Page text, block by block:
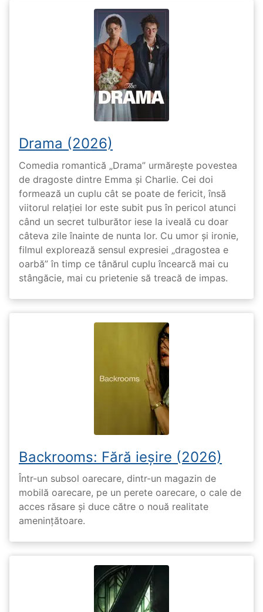
Drama (2026)
Comedia romantică „Drama” urmărește povestea
de dragoste dintre Emma și Charlie. Cei doi
formează un cuplu cât se poate de fericit, însă
viitorul relației lor este subit pus în pericol atunci
când un secret tulburător iese la iveală cu doar
câteva zile înainte de nunta lor. Cu umor și ironie,
filmul explorează sensul expresiei „dragostea e
oarbă” în timp ce tânărul cuplu încearcă mai cu
stângăcie, mai cu prietenie să treacă de impas.
Backrooms: Fără ieșire (2026)
Într-un subsol oarecare, dintr-un magazin de
mobilă oarecare, pe un perete oarecare, o cale de
acces răsare și duce către o nouă realitate
amenințătoare.